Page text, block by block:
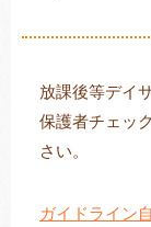
放課後等デイ
保護者チェッ
さい。
ガイドライン